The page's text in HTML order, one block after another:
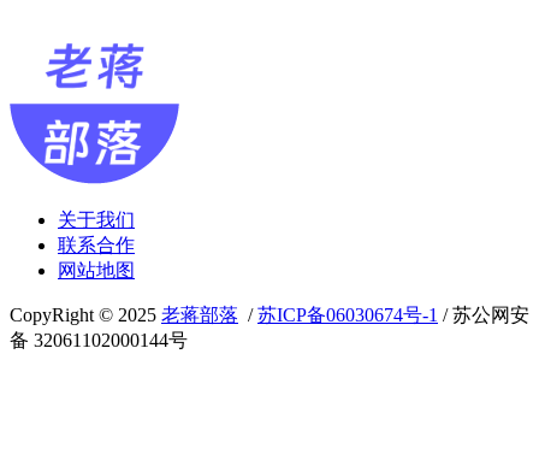
关于我们
联系合作
网站地图
CopyRight © 2025 老蒋部落 /苏ICP备06030674号-1 / 苏公网安
备 32061102000144号